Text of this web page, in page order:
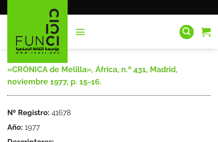
al
«CRÓNICA de Melilla», África, n.º 431, Madrid,
noviembre 1977, p. 15-16.
Nº Registro: 41678
Año: 1977